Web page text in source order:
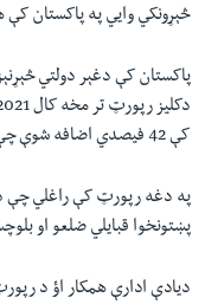
څېړونکي وایي په پاکستان
پاکستان کې دغېر دولتي
کې 42 فيصدي اضافه شوې چې پکې 853 کسان مړه شوي دي.
پښتونخوا قبایلي ضلعو او
دیادې ادارې همکار اؤ د